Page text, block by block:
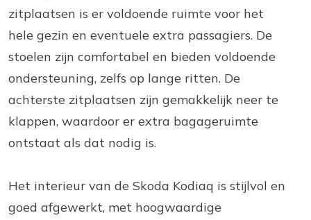
zitplaatsen is er voldoende ruimte voor het
hele gezin en eventuele extra passagiers. De
stoelen zijn comfortabel en bieden voldoende
ondersteuning, zelfs op lange ritten. De
achterste zitplaatsen zijn gemakkelijk neer te
klappen, waardoor er extra bagageruimte
ontstaat als dat nodig is.
Het interieur van de Skoda Kodiaq is stijlvol en
goed afgewerkt, met hoogwaardige